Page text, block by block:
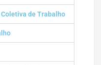
Coletiva de Trabalho